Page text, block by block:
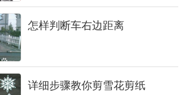
怎样判断车右边距离
详细步骤教你剪雪花剪纸